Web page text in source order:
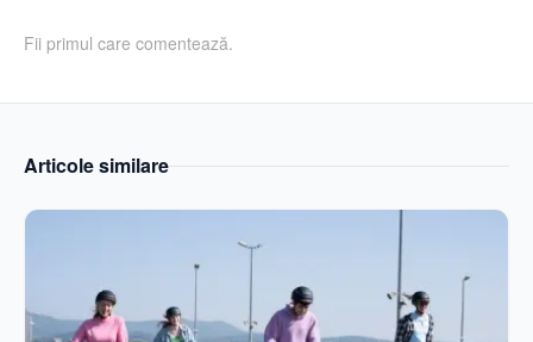
Fii primul care comentează.
Articole similare